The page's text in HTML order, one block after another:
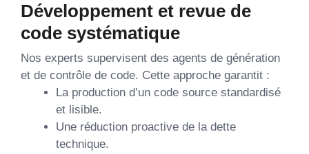
Développement et revue de
code systématique
Nos experts supervisent des agents de génération
et de contrôle de code. Cette approche garantit :
La production d’un code source standardisé
et lisible.
Une réduction proactive de la dette
technique.